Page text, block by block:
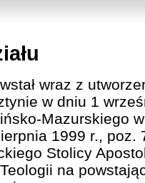
wraz z
w dniu 1
Mazurskiego
1999 r., poz.
Stolicy
Teologii na